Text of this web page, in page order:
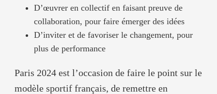
D’œuvrer en collectif en faisant preuve de
collaboration, pour faire émerger des idées
D’inviter et de favoriser le changement, pour
plus de performance
Paris 2024 est l’occasion de faire le point sur le
modèle sportif français, de remettre en